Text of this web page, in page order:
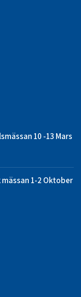
10 -13 Mars
mässan 1-2 Oktober